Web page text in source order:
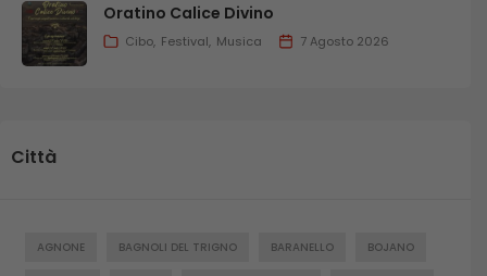
Oratino Calice Divino
Cibo Festival Musica 7 Agosto 2026
Città
AGNONE BAGNOLI DEL TRIGNO BARANELLO BOJANO